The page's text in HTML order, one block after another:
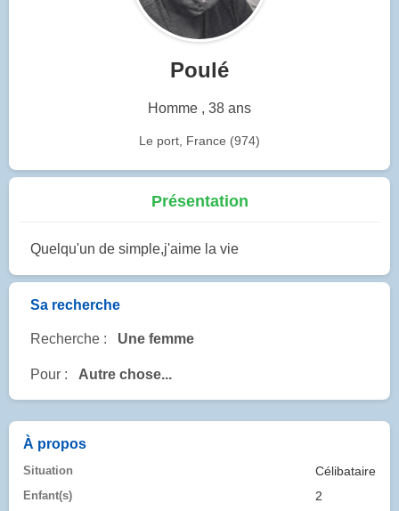
Poulé
Homme , 38 ans
Le port, France (974)
Présentation
Quelqu'un de simple,j'aime la vie
Sa recherche
Recherche : Une femme
Pour : Autre chose...
À propos
Situation Célibataire
Enfant(s) 2